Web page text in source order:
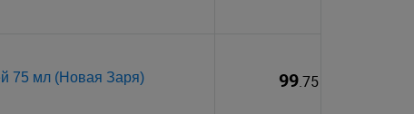
75 мл (Новая Заря) 99.75